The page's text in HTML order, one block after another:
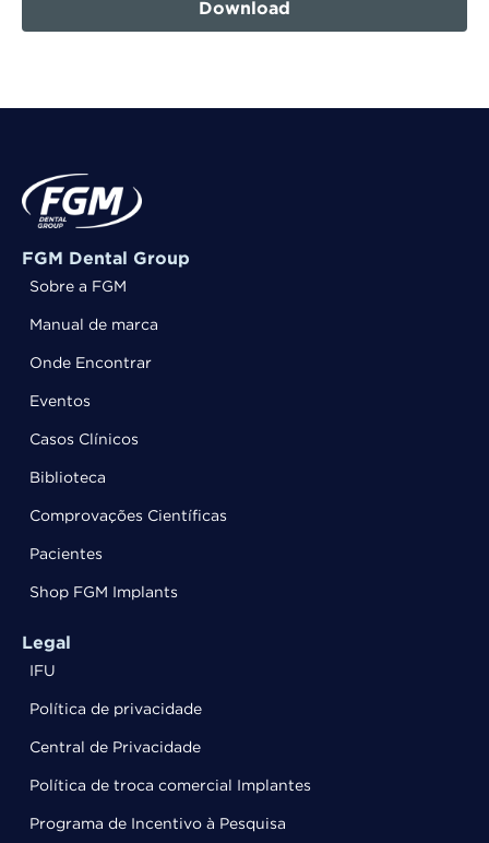
Download
FGM Dental Group
Sobre a FGM
Manual de marca
Onde Encontrar
Eventos
Casos Clínicos
Biblioteca
Comprovações Científicas
Pacientes
Shop FGM Implants
Legal
IFU
Política de privacidade
Central de Privacidade
Política de troca comercial Implantes
Programa de Incentivo à Pesquisa